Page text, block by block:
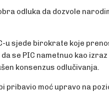
odluka da dozvole
u sjede birokrate koje
se PIC nametnuo kao
konsenzus odlučivanja.
pribavio moć upravo na